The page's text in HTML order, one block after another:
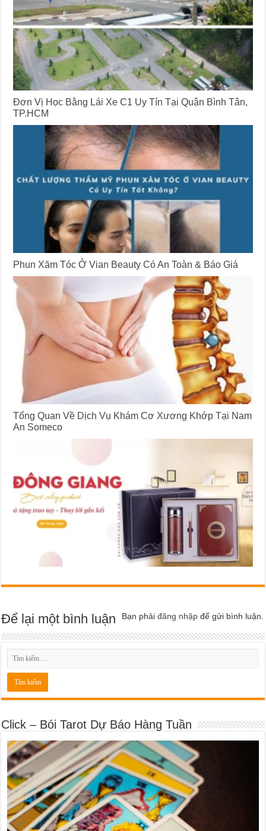
Đơn Vị Học Bằng Lái Xe C1 Uy Tín Tại Quận Bình Tân,
TP.HCM
Phun Xăm Tóc Ở Vian Beauty Có An Toàn & Báo Giá
Tổng Quan Về Dịch Vụ Khám Cơ Xương Khớp Tại Nam
An Someco
Để lại một bình luận Bạn phảiđăng nhập để gửi bình luận.
Click – Bói Tarot Dự Báo Hàng Tuần